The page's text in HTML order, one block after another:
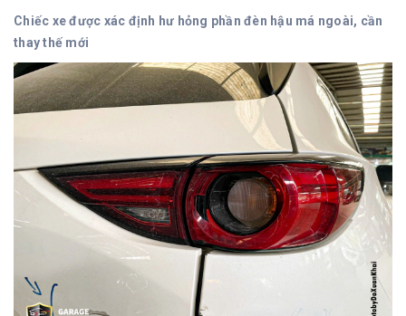
Chiếc xe được xác định hư hỏng phần đèn hậu má ngoài, cần
thay thế mới